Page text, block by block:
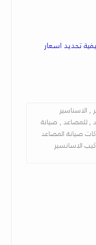
تحديد اسعار
الاسناسير
للمصاعد , صيانة
صيانة المصاعد
الاسانسير